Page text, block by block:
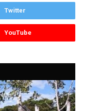
Twitter
YouTube